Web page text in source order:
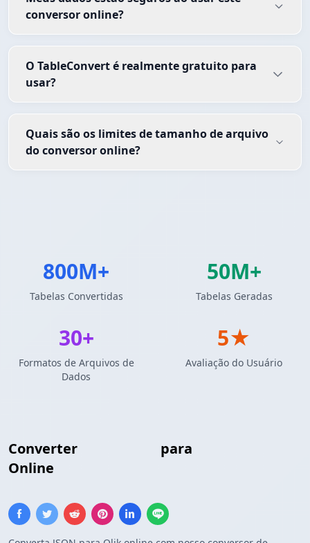
Converter para
Online
conversor online?
O TableConvert é realmente gratuito para
usar?
Quais são os limites de tamanho de arquivo
do conversor online?
800M+
Tabelas Convertidas
50M+
Tabelas Geradas
30+
Formatos de Arquivos de
Dados
5★
Avaliação do Usuário